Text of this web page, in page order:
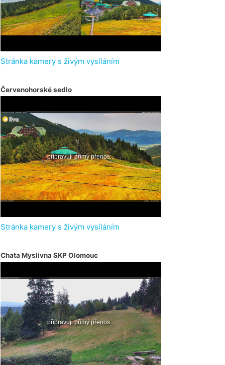
Stránka kamery s živým vysíláním
Červenohorské sedlo
Stránka kamery s živým vysíláním
Chata Myslivna SKP Olomouc